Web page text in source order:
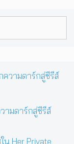
ามดาร์กสู่ซีรีส์